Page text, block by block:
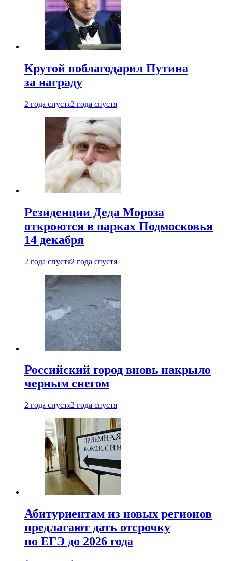
Крутой поблагодарил Путина
за награду
2 года спустя2 года спустя
Резиденции Деда Мороза
откроются в парках Подмосковья
14 декабря
2 года спустя2 года спустя
Российский город вновь накрыло
черным снегом
2 года спустя2 года спустя
Абитуриентам из новых регионов
предлагают дать отсрочку
по ЕГЭ до 2026 года